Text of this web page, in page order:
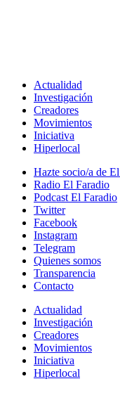
Actualidad
Investigación
Creadores
Movimientos
Iniciativa
Hiperlocal
Hazte socio/a de
Radio El Faradio
Podcast El Faradio
Twitter
Facebook
Instagram
Telegram
Quienes somos
Transparencia
Contacto
Actualidad
Investigación
Creadores
Movimientos
Iniciativa
Hiperlocal